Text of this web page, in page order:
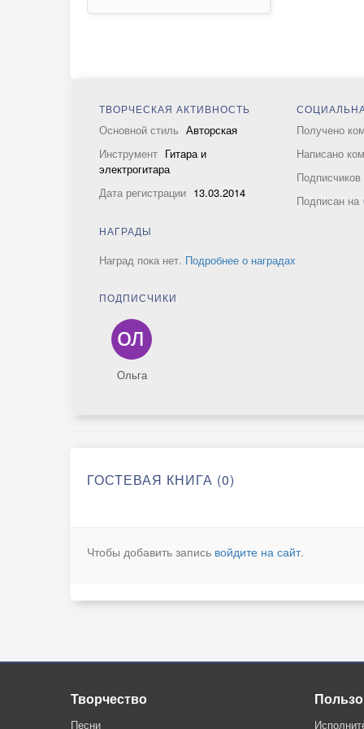
ТВОРЧЕСКАЯ АКТИВНОСТЬ
Основной стиль Авторская
Инструмент Гитара и
электрогитара
Дата регистрации 13.03.2014
Получено
Написано
Подписчиков
Подписан на
НАГРАДЫ
Наград пока нет. Подробнее о наградах
ПОДПИСЧИКИ
Ольга
ГОСТЕВАЯ КНИГА (0)
Чтобы добавить запись войдите на сайт.
Творчество
Песни